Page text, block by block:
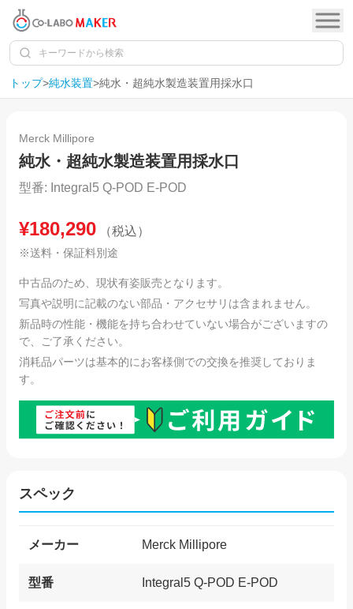
トップ>純水装置>純水・超純水製造装置用採水口
SOLD OUT
Merck Millipore
純水・超純水製造装置用採水口
型番: Integral5 Q-POD E-POD
¥180,290 （税込）
※送料・保証料別途
中古品のため、現状有姿販売となります。
写真や説明に記載のない部品・アクセサリは含まれません。
新品時の性能・機能を持ち合わせていない場合がございますの
で、ご了承ください。
消耗品パーツは基本的にお客様側での交換を推奨しておりま
す。
スペック
メーカー Merck Millipore
型番 Integral5 Q-POD E-POD